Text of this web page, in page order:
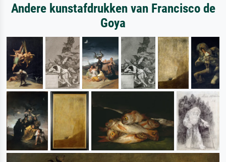
Andere kunstafdrukken van Francisco de
Goya